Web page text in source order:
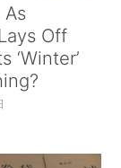
As
Off
‘Winter’